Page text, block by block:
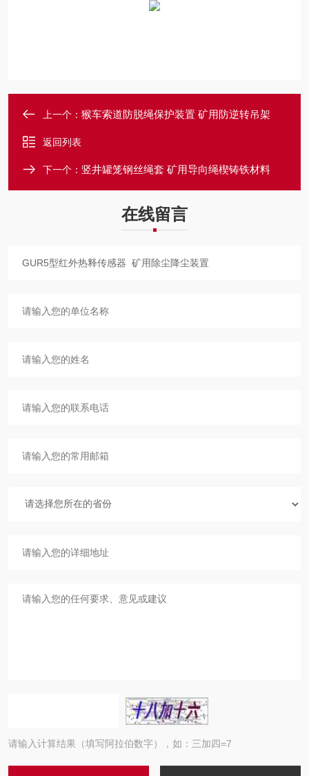
上一个： 猴车索道防脱绳保护装置 矿用防逆转吊架
返回列表
下一个： 竖井罐笼钢丝绳套 矿用导向绳楔铸铁材料
在线留言
请输入计算结果（填写阿拉伯数字），如：三加四=7